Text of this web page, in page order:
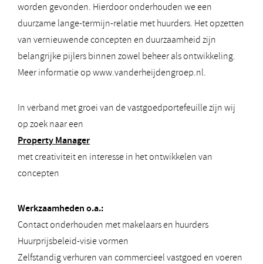
worden gevonden. Hierdoor onderhouden we een
duurzame lange-termijn-relatie met huurders. Het opzetten
van vernieuwende concepten en duurzaamheid zijn
belangrijke pijlers binnen zowel beheer als ontwikkeling.
Meer informatie op www.vanderheijdengroep.nl.
In verband met groei van de vastgoedportefeuille zijn wij
op zoek naar een
Property Manager
met creativiteit en interesse in het ontwikkelen van
concepten
Werkzaamheden o.a.:
Contact onderhouden met makelaars en huurders
Huurprijsbeleid-visie vormen
Zelfstandig verhuren van commercieel vastgoed en voeren